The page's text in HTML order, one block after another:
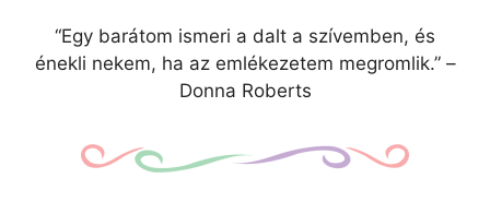
“Egy barátom ismeri a dalt a szívemben, és
énekli nekem, ha az emlékezetem megromlik.” –
Donna Roberts